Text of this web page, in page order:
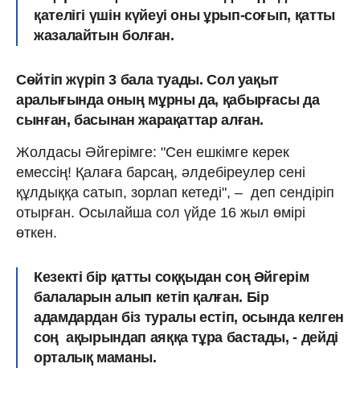
қателігі үшін күйеуі оны ұрып-соғып, қатты
жазалайтын болған.
Сөйтіп жүріп 3 бала туады. Сол уақыт
аралығында оның мұрны да, қабырғасы да
сынған, басынан жарақаттар алған.
Жолдасы Әйге­рімге: "Сен ешкімге керек
емессің! Қалаға барсаң, әлдебіреулер сені
құлдыққа сатып, зорлап кетеді", – деп сендіріп
отырған. Осылайша сол үйде 16 жыл өмірі
өткен.
Кезекті бір қатты соққыдан соң Әйгерім
балаларын алып кетіп қалған. Бір
адамдардан біз туралы естіп, осында келген
соң ақырындап аяққа тұра бастады, - дейді
орталық маманы.